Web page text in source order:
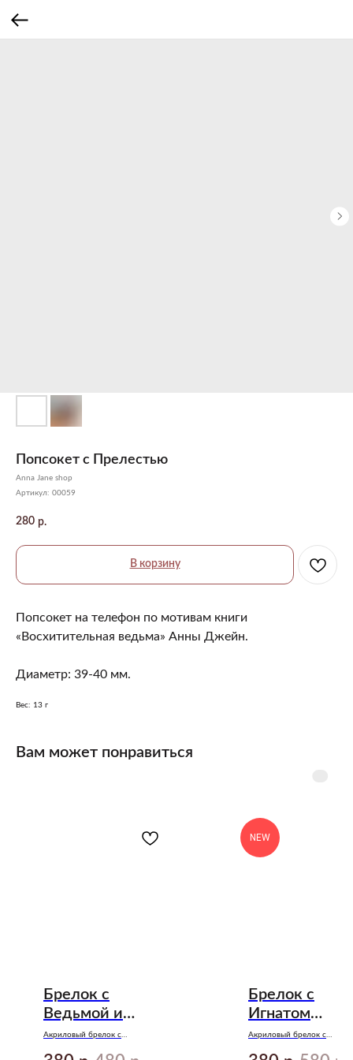
Попсокет с Прелестью
Anna Jane shop
Артикул: 00059
280 р.
В корзину
Попсокет на телефон по мотивам книги
«Восхитительная ведьма» Анны Джейн.
Диаметр: 39-40 мм.
Вес: 13 г
Вам может понравиться
Брелок с
Ведьмой и
Владыко
Акриловый брелок с
«Восхитительная ведьма» Анны
NEW
Брелок с
Игнатом
Елецким
Акриловый брелок с
одну из самых забавных